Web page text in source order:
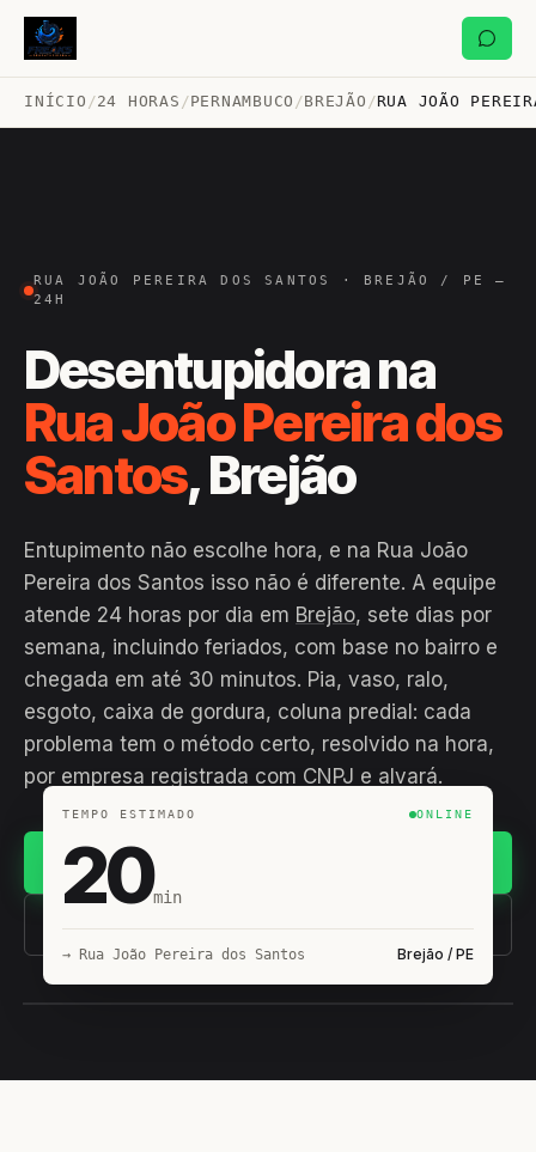
INÍCIO /24 HORAS /PERNAMBUCO /BREJÃO /RUA JOÃO
RUA JOÃO PEREIRA DOS SANTOS · BREJÃO / PE —
24H
Desentupidora na
Rua João Pereira dos
Santos, Brejão
Entupimento não escolhe hora, e na Rua João
Pereira dos Santos isso não é diferente. A equipe
atende 24 horas por dia em Brejão, sete dias por
semana, incluindo feriados, com base no bairro e
chegada em até 30 minutos. Pia, vaso, ralo,
esgoto, caixa de gordura, coluna predial: cada
problema tem o método certo, resolvido na hora,
por empresa registrada com CNPJ e alvará.
(11) 93407-8838
TEMPO ESTIMADO ONLINE
20min
→ Rua João Pereira dos Santos Brejão / PE